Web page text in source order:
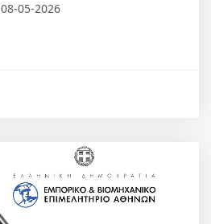
08-05-2026